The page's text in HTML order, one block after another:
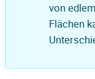
von
Flächen